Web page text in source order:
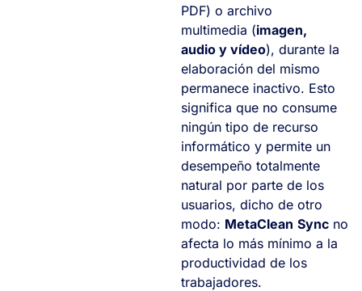
PDF) o archivo
multimedia (imagen,
audio y vídeo), durante la
elaboración del mismo
permanece inactivo. Esto
significa que no consume
ningún tipo de recurso
informático y permite un
desempeño totalmente
natural por parte de los
usuarios, dicho de otro
modo: MetaClean Sync no
afecta lo más mínimo a la
productividad de los
trabajadores.